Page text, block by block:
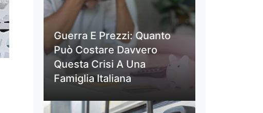
Guerra E Prezzi: Quanto
Può Costare Davvero
Questa Crisi A Una
Famiglia Italiana